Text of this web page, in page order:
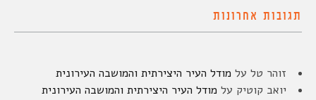
תגובות אחרונות
זוהר טל על מודל העיר היצירתית והמושבה העירונית
יואב קוטיק על מודל העיר היצירתית והמושבה העירונית